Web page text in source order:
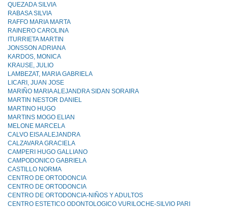
QUEZADA SILVIA
RABASA SILVIA
RAFFO MARIA MARTA
RAINERO CAROLINA
ITURRIETA MARTIN
JONSSON ADRIANA
KARDOS, MONICA
KRAUSE, JULIO
LAMBEZAT, MARIA GABRIELA
LICARI, JUAN JOSE
MARIÑO MARIA ALEJANDRA SIDAN SORAIRA
MARTIN NESTOR DANIEL
MARTINO HUGO
MARTINS MOGO ELIAN
MELONE MARCELA
CALVO EISA ALEJANDRA
CALZAVARA GRACIELA
CAMPERI HUGO GALLIANO
CAMPODONICO GABRIELA
CASTILLO NORMA
CENTRO DE ORTODONCIA
CENTRO DE ORTODONCIA
CENTRO DE ORTODONCIA-NIÑOS Y ADULTOS
CENTRO ESTETICO ODONTOLOGICO VURILOCHE-SILVIO PARI